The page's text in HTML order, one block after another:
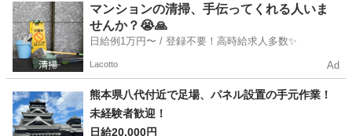
福岡 北九州市 その他 完全無料
マンションの清掃、手伝ってくれる人いま
せんか？😭🙏
日給例1万円〜 / 登録不要！高時給求人多数✨
Lacotto Ad
熊本県八代付近で足場、パネル設置の手元作業！
未経験者歓迎！
日給20,000円